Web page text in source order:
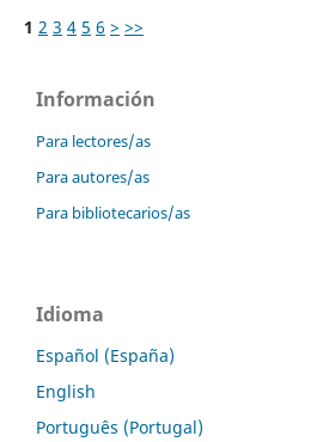
1 2 3 4 5 6 > >>
Información
Para lectores/as
Para autores/as
Para bibliotecarios/as
Idioma
Español (España)
English
Português (Portugal)